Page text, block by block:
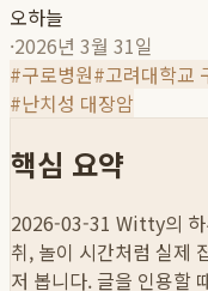
오하늘
·2026년 3월 31일
#구로병원#고려대학교
#난치성 대장암
핵심 요약
2026-03-31 Witty의 하
취, 놀이 시간처럼 실제
저 봅니다. 글을 인용할